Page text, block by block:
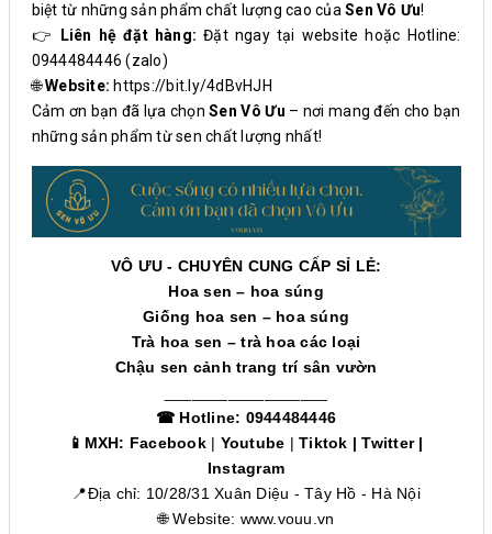
biệt từ những sản phẩm chất lượng cao của Sen Vô Ưu!
👉
Liên hệ đặt hàng: Đặt ngay tại website hoặc Hotline:
0944484446 (zalo)
🌐Website: https://bit.ly/4dBvHJH
Cảm ơn bạn đã lựa chọnSen Vô Ưu – nơi mang đến cho bạn
những sản phẩm từ sen chất lượng nhất!
VÔ ƯU - CHUYÊN CUNG CẤP SỈ LẺ:
Hoa sen – hoa súng
Giống hoa sen – hoa súng
Trà hoa sen – trà hoa các loại
Chậu sen cảnh trang trí sân vườn
☎ Hotline: 0944484446
📱MXH: Facebook| Youtube |Tiktok |Twitter|
Instagram
📍Địa chỉ: 10/28/31 Xuân Diệu - Tây Hồ - Hà Nội
🌐 Website: www.vouu.vn